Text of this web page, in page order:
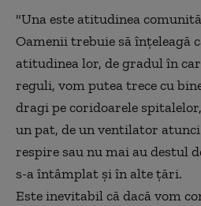
"Una este atitudinea
Oamenii trebuie să înțeleagă
atitudinea lor, de gradul în
reguli, vom putea trece cu
dragi pe coridoarele
un pat, de un ventilator
respire sau nu mai au destul
s-a întâmplat și în alte țări.
Este inevitabil că dacă vom